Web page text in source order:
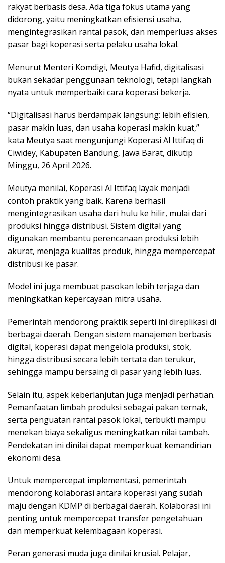
rakyat berbasis desa. Ada tiga fokus utama yang
didorong, yaitu meningkatkan efisiensi usaha,
mengintegrasikan rantai pasok, dan memperluas akses
pasar bagi koperasi serta pelaku usaha lokal.
Menurut Menteri Komdigi, Meutya Hafid, digitalisasi
bukan sekadar penggunaan teknologi, tetapi langkah
nyata untuk memperbaiki cara koperasi bekerja.
“Digitalisasi harus berdampak langsung: lebih efisien,
pasar makin luas, dan usaha koperasi makin kuat,”
kata Meutya saat mengunjungi Koperasi Al Ittifaq di
Ciwidey, Kabupaten Bandung, Jawa Barat, dikutip
Minggu, 26 April 2026.
Meutya menilai, Koperasi Al Ittifaq layak menjadi
contoh praktik yang baik. Karena berhasil
mengintegrasikan usaha dari hulu ke hilir, mulai dari
produksi hingga distribusi. Sistem digital yang
digunakan membantu perencanaan produksi lebih
akurat, menjaga kualitas produk, hingga mempercepat
distribusi ke pasar.
Model ini juga membuat pasokan lebih terjaga dan
meningkatkan kepercayaan mitra usaha.
Pemerintah mendorong praktik seperti ini direplikasi di
berbagai daerah. Dengan sistem manajemen berbasis
digital, koperasi dapat mengelola produksi, stok,
hingga distribusi secara lebih tertata dan terukur,
sehingga mampu bersaing di pasar yang lebih luas.
Selain itu, aspek keberlanjutan juga menjadi perhatian.
Pemanfaatan limbah produksi sebagai pakan ternak,
serta penguatan rantai pasok lokal, terbukti mampu
menekan biaya sekaligus meningkatkan nilai tambah.
Pendekatan ini dinilai dapat memperkuat kemandirian
ekonomi desa.
Untuk mempercepat implementasi, pemerintah
mendorong kolaborasi antara koperasi yang sudah
maju dengan KDMP di berbagai daerah. Kolaborasi ini
penting untuk mempercepat transfer pengetahuan
dan memperkuat kelembagaan koperasi.
Peran generasi muda juga dinilai krusial. Pelajar,